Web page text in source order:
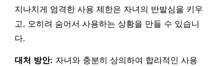
지나치게 엄격한 사용 제한은 자녀의 반발심을 키우
고, 오히려 숨어서 사용하는 상황을 만들 수 있습니
다.
대처 방안: 자녀와 충분히 상의하여 합리적인 사용